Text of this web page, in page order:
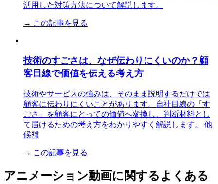
活用した対策方法について解説します。
→ この記事を見る
技術のすごさは、なぜ伝わりにくいのか？顧
客目線で価値を伝える考え方
技術やサービスの強みは、そのまま説明するだけでは
顧客に伝わりにくいことがあります。自社目線の「す
ごさ」を顧客にとっての価値へ変換し、判断材料とし
て届けるための考え方をわかりやすく解説します。 他
候補
→ この記事を見る
アニメーション動画に関するよくある